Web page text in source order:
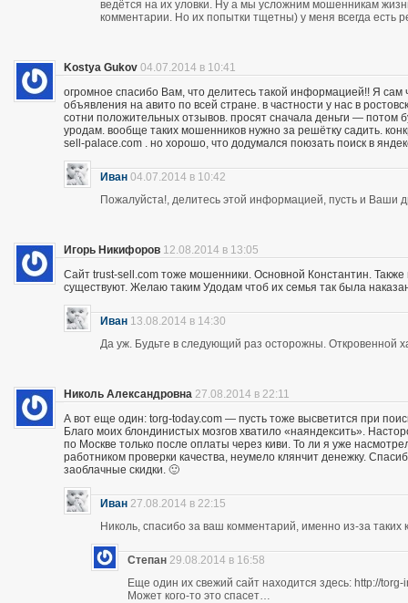
ведётся на их уловки. Ну а мы усложним мошенникам
комментарии. Но их попытки тщетны) у меня всегда есть
Kostya Gukov 04.07.2014 в 10:41
огромное спасибо Вам, что делитесь такой информацией!! Я
объявления на авито по всей стране. в частности у нас в
сотни положительных отзывов. просят сначала деньги — потом
уродам. вообще таких мошенников нужно за решётку садить.
sell-palace.com . но хорошо, что додумался поюзать поиск в
Иван 04.07.2014 в 10:42
Пожалуйста!, делитесь этой информацией, пусть и Ваши
Игорь Никифоров 12.08.2014 в 13:05
Сайт trust-sell.com тоже мошенники. Основной Константин.
существуют. Желаю таким Удодам чтоб их семья так была
Иван 13.08.2014 в 14:30
Да уж. Будьте в следующий раз осторожны. Откровенной
Николь Александровна 27.08.2014 в 22:11
А вот еще один: torg-today.com — пусть тоже высветится при
Благо моих блондинистых мозгов хватило «наяндексить».
по Москве только после оплаты через киви. То ли я уже
работником проверки качества, неумело клянчит денежку.
заоблачные скидки. 🙂
Иван 27.08.2014 в 22:15
Николь, спасибо за ваш комментарий, именно из-за
Степан 29.08.2014 в 16:58
Еще один их свежий сайт находится здесь: http://
Может кого-то это спасет…